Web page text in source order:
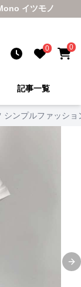
イツモノ
0 0
記事一覧
シンプルファッショ